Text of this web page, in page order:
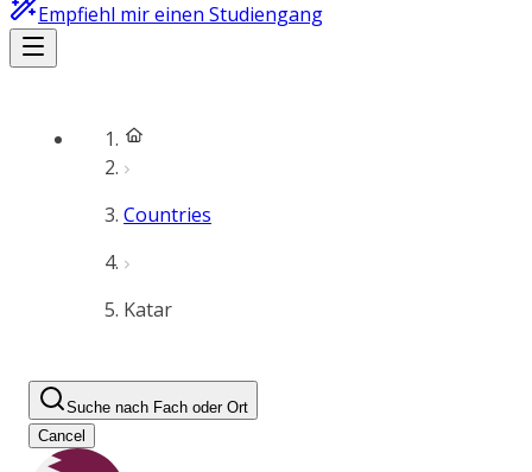
Empfiehl mir einen Studiengang
Countries
Katar
Suche nach Fach oder Ort
Cancel